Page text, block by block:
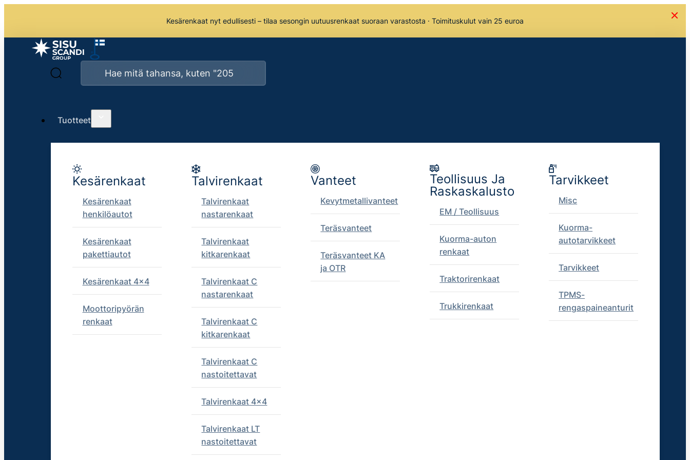
Kesärenkaat nyt edullisesti – tilaa sesongin uutuusrenkaat suoraan varastosta · Toimituskulut vain 25 euroa
Tuotteet
Kesärenkaat
Kesärenkaat
henkilöautot
Kesärenkaat
pakettiautot
Kesärenkaat 4x4
Moottoripyörän
renkaat
Talvirenkaat
Talvirenkaat
nastarenkaat
Talvirenkaat
kitkarenkaat
Talvirenkaat C
nastarenkaat
Talvirenkaat C
kitkarenkaat
Talvirenkaat C
nastoitettavat
Talvirenkaat 4x4
Talvirenkaat LT
nastoitettavat
Vanteet
Kevytmetallivanteet
Teräsvanteet
Teräsvanteet KA
ja OTR
Teollisuus Ja
Raskaskalusto
EM / Teollisuus
Kuorma-auton
renkaat
Traktorirenkaat
Trukkirenkaat
Tarvikkeet
Misc
Kuorma-
autotarvikkeet
Tarvikkeet
TPMS-
rengaspaineanturit